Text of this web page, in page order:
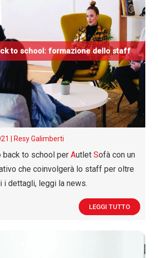
to school: formazione dello staff
| Resy Galimberti
back to school per Autlet Sofà con un
che coinvolgerà lo staff per oltre
i dettagli, leggi la news.
LEGGI TUTTO